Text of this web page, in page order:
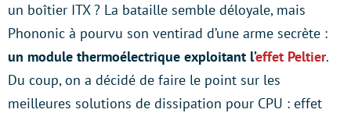
un boîtier ITX ? La bataille semble déloyale, mais
Phononic à pourvu son ventirad d’une arme secrète :
un module thermoélectrique exploitant l’effet Peltier.
Du coup, on a décidé de faire le point sur les
meilleures solutions de dissipation pour CPU : effet